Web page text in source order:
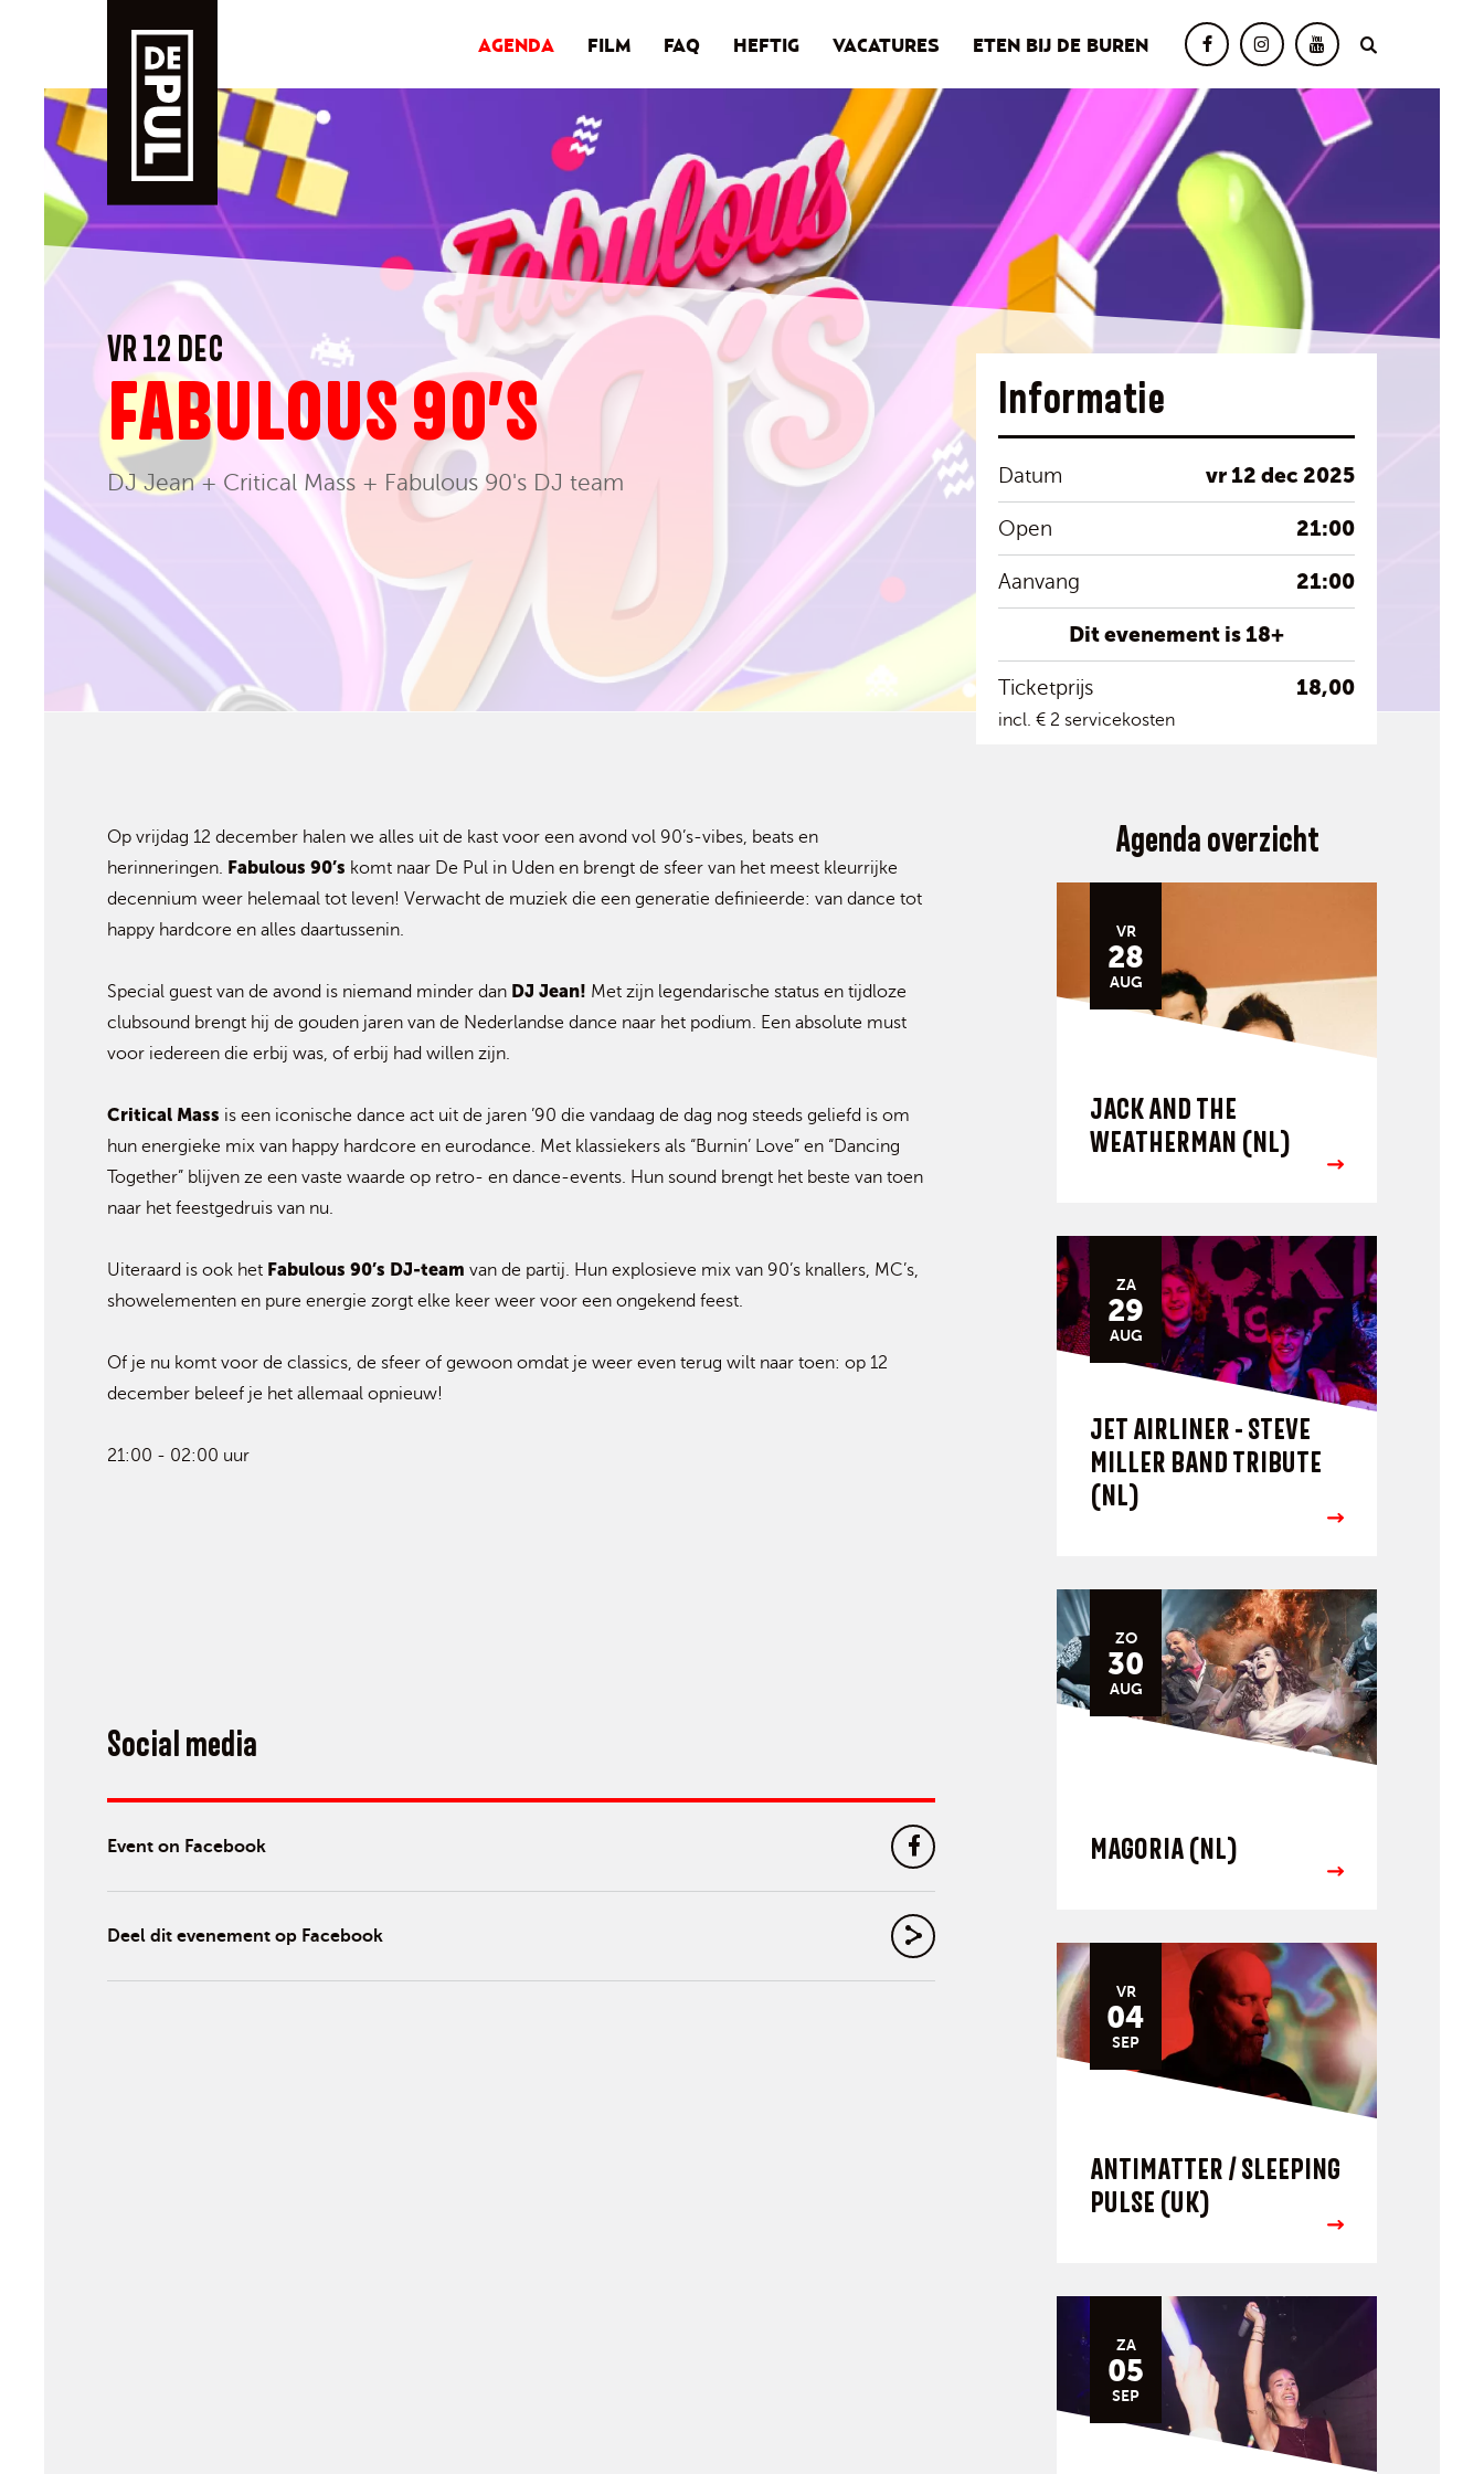
AGENDA FILM FAQ HEFTIG VACATURES ETEN BIJ DE BUREN
VR 12 DEC
FABULOUS 90’S
DJ Jean + Critical Mass + Fabulous 90's DJ team
Informatie
Datum vr 12 dec 2025
Open 21:00
Aanvang 21:00
Dit evenement is 18+
Ticketprijs 18,00
incl. € 2 servicekosten
Op vrijdag 12 december halen we alles uit de kast voor een avond vol 90’s-vibes, beats en
herinneringen. Fabulous 90’s komt naar De Pul in Uden en brengt de sfeer van het meest kleurrijke
decennium weer helemaal tot leven! Verwacht de muziek die een generatie definieerde: van dance tot
happy hardcore en alles daartussenin.
Special guest van de avond is niemand minder dan DJ Jean! Met zijn legendarische status en tijdloze
clubsound brengt hij de gouden jaren van de Nederlandse dance naar het podium. Een absolute must
voor iedereen die erbij was, of erbij had willen zijn.
Critical Mass is een iconische dance act uit de jaren ’90 die vandaag de dag nog steeds geliefd is om
hun energieke mix van happy hardcore en eurodance. Met klassiekers als “Burnin’ Love” en “Dancing
Together” blijven ze een vaste waarde op retro- en dance-events. Hun sound brengt het beste van toen
naar het feestgedruis van nu.
Uiteraard is ook het Fabulous 90’s DJ-team van de partij. Hun explosieve mix van 90’s knallers, MC’s,
showelementen en pure energie zorgt elke keer weer voor een ongekend feest.
Of je nu komt voor de classics, de sfeer of gewoon omdat je weer even terug wilt naar toen: op 12
december beleef je het allemaal opnieuw!
21:00 - 02:00 uur
Social media
Event on Facebook
Deel dit evenement op Facebook
Agenda overzicht
VR
28
AUG
JACK AND THE
WEATHERMAN (NL)
ZA
29
AUG
JET AIRLINER - STEVE
MILLER BAND TRIBUTE
(NL)
ZO
30
AUG
MAGORIA (NL)
VR
04
SEP
ANTIMATTER / SLEEPING
PULSE (UK)
ZA
05
SEP